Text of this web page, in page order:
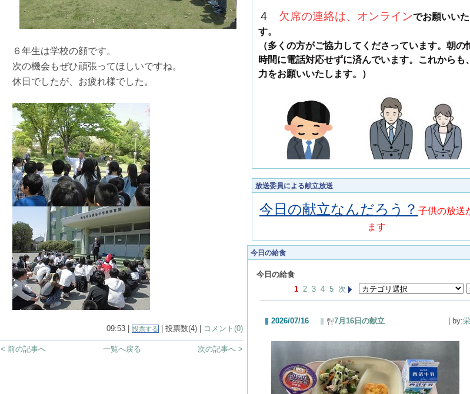
６年生は学校の顔です。
次の機会もぜひ頑張ってほしいですね。
休日でしたが、お疲れ様でした。
09:53 | 投票する | 投票数(4) | コメント(0)
< 前の記事へ 次の記事へ >
一覧へ戻る
４ 欠席の連絡は、オンラインでお願いい
す。
（多くの方がご協力してくださっています。朝の
時間に電話対応せずに済んでいます。これからも
力をお願いいたします。）
放送委員による献立放送
今日の献立なんだろう？ 子供の放送
ます
今日の給食
今日の給食
1 2 3 4 5 次
2026/07/16 7月16日の献立 | by: